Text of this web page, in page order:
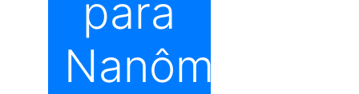
para
Nanômetros